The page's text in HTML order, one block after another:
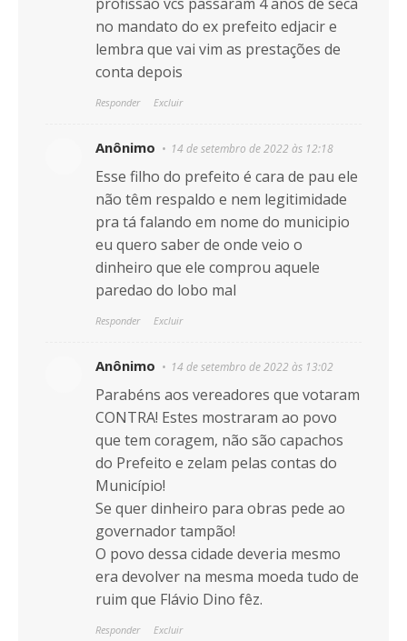
no mandato do ex prefeito edjacir e
lembra que vai vim as prestações de
conta depois
Responder Excluir
Anônimo 14 de setembro de 2022 às 12:18
Esse filho do prefeito é cara de pau ele
não têm respaldo e nem legitimidade
pra tá falando em nome do municipio
eu quero saber de onde veio o
dinheiro que ele comprou aquele
paredao do lobo mal
Responder Excluir
Anônimo 14 de setembro de 2022 às 13:02
Parabéns aos vereadores que votaram
CONTRA! Estes mostraram ao povo
que tem coragem, não são capachos
do Prefeito e zelam pelas contas do
Município!
Se quer dinheiro para obras pede ao
governador tampão!
O povo dessa cidade deveria mesmo
era devolver na mesma moeda tudo de
ruim que Flávio Dino fêz.
Responder Excluir